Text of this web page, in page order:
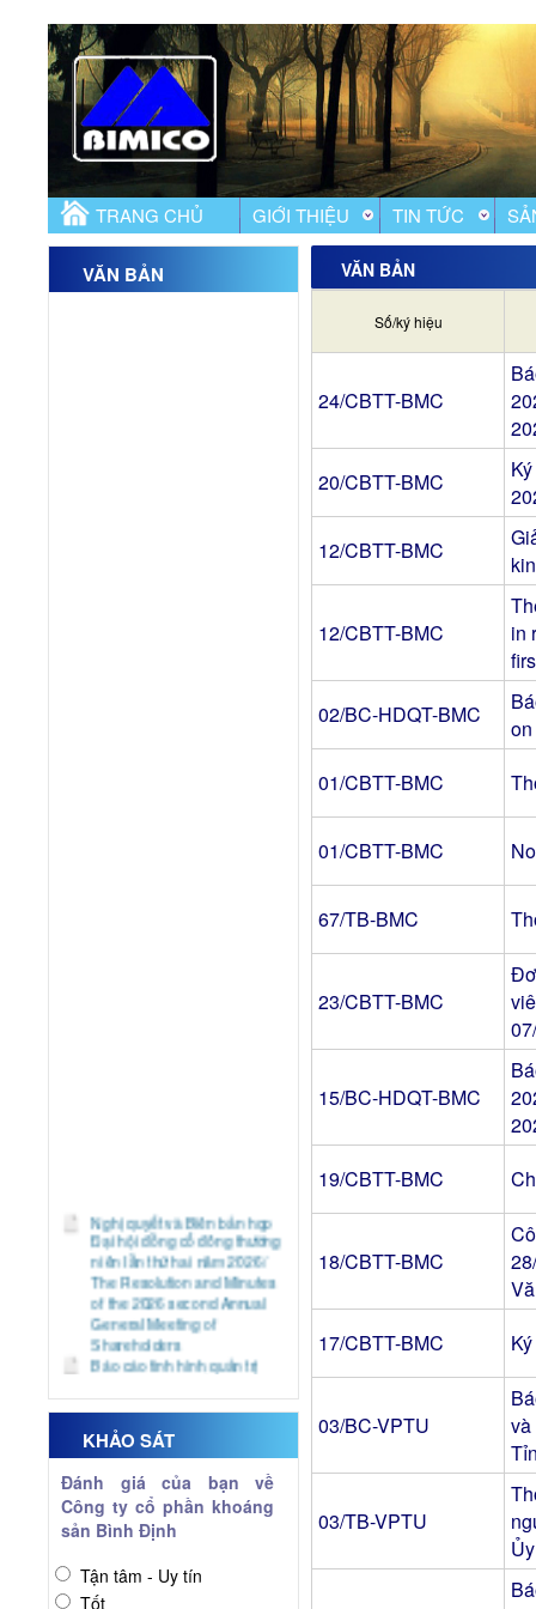
TRANG CHỦ GIỚI THIỆU TIN TỨC
VĂN BẢN
Đại hội đồng cổ đông thường
niên lần thứ hai năm 2026/
The Resolution and Minutes
of the 2026 second Annual
General Meeting of
Shareholders
Báo cáo tình hình quản trị
công ty 6 tháng đầu năm
2026/ Report on Corporate
Governance the first half of
2026
Báo cáo tài chính quý 2 năm
2026
Financial Statements for the
2nd Quarter of 2026
Giải trình biến động kết quả
kinh doanh Quý 2 năm 2026/
regarding the changes in
business results for the
KHẢO SÁT
Đánh giá của bạn về
Công ty cổ phần khoáng
sản Bình Định
Tận tâm - Uy tín
Tốt
VĂN BẢN
Số/ký hiệu
24/CBTT-BMC
20/CBTT-BMC
12/CBTT-BMC
12/CBTT-BMC
in
02/BC-HDQT-BMC
01/CBTT-BMC
01/CBTT-BMC
67/TB-BMC
23/CBTT-BMC
15/BC-HDQT-BMC
19/CBTT-BMC
18/CBTT-BMC
17/CBTT-BMC
03/BC-VPTU
03/TB-VPTU